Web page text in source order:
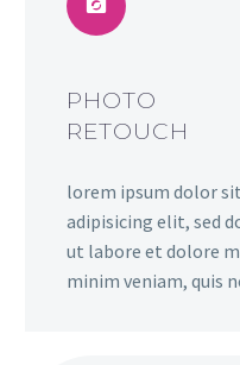
PHOTO
RETOUCH
lorem ipsum dolor
adipisicing elit, sed
ut labore et dolore
minim veniam, quis